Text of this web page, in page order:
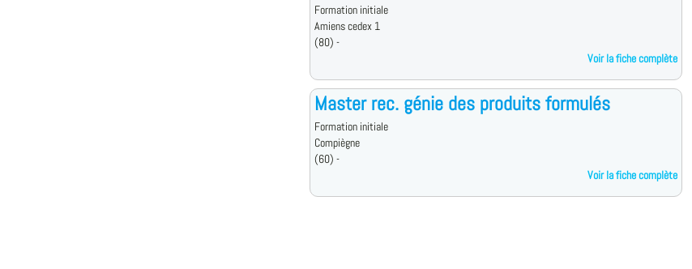
Formation initiale
Amiens cedex 1
(80) -
Voir la fiche complète
Master rec. génie des produits formulés
Formation initiale
Compiègne
(60) -
Voir la fiche complète